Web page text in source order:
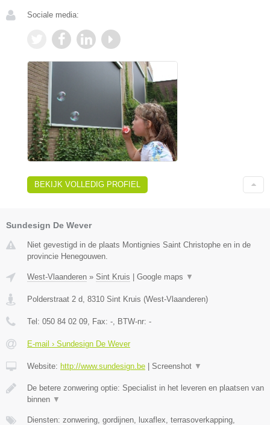
Sociale media:
BEKIJK VOLLEDIG PROFIEL
Sundesign De Wever
Niet gevestigd in de plaats Montignies Saint Christophe en in de
provincie Henegouwen.
West-Vlaanderen » Sint Kruis | Google maps ▼
Polderstraat 2 d 8310 Sint Kruis (West-Vlaanderen)
Tel: 050 84 02 09 , Fax: - , BTW-nr: -
E-mail › Sundesign De Wever
Website: http://www.sundesign.be | Screenshot ▼
De betere zonwering optie: Specialist in het leveren en plaatsen van
binnen ▼
Diensten: zonwering, gordijnen, luxaflex, terrasoverkapping,